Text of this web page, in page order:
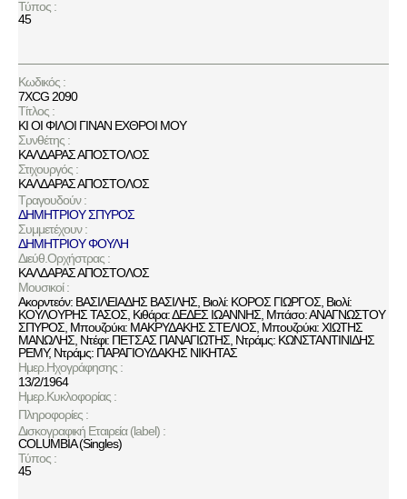
Τύπος :
45
Κωδικός :
7XCG 2090
Τίτλος :
ΚΙ ΟΙ ΦΙΛΟΙ ΓΙΝΑΝ ΕΧΘΡΟΙ ΜΟΥ
Συνθέτης :
ΚΑΛΔΑΡΑΣ ΑΠΟΣΤΟΛΟΣ
Στιχουργός :
ΚΑΛΔΑΡΑΣ ΑΠΟΣΤΟΛΟΣ
Τραγουδούν :
ΔΗΜΗΤΡΙΟΥ ΣΠΥΡΟΣ
Συμμετέχουν :
ΔΗΜΗΤΡΙΟΥ ΦΟΥΛΗ
Διεύθ.Ορχήστρας :
ΚΑΛΔΑΡΑΣ ΑΠΟΣΤΟΛΟΣ
Μουσικοί :
Ακορντεόν: ΒΑΣΙΛΕΙΑΔΗΣ ΒΑΣΙΛΗΣ, Βιολί: ΚΟΡΟΣ ΓΙΩΡΓΟΣ, Βιολί:
ΚΟΥΛΟΥΡΗΣ ΤΑΣΟΣ, Κιθάρα: ΔΕΔΕΣ ΙΩΑΝΝΗΣ, Μπάσο: ΑΝΑΓΝΩΣΤΟΥ
ΣΠΥΡΟΣ, Μπουζούκι: ΜΑΚΡΥΔΑΚΗΣ ΣΤΕΛΙΟΣ, Μπουζούκι: ΧΙΩΤΗΣ
ΜΑΝΩΛΗΣ, Ντέφι: ΠΕΤΣΑΣ ΠΑΝΑΓΙΩΤΗΣ, Ντράμς: ΚΩΝΣΤΑΝΤΙΝΙΔΗΣ
ΡΕΜΥ, Ντράμς: ΠΑΡΑΓΙΟΥΔΑΚΗΣ ΝΙΚΗΤΑΣ
Ημερ.Ηχογράφησης :
13/2/1964
Ημερ.Κυκλοφορίας :
Πληροφορίες :
Δισκογραφική Εταιρεία (label) :
COLUMBIA (Singles)
Τύπος :
45